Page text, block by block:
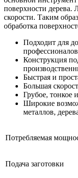
поверхности дерева.
скорости. Таким
обработка
Подходит для
профессионалов
Конструкция
Быстрая и
Большая
Грубое, тонкое
Широкие
металлов,
Потребляемая
Подача заготовки